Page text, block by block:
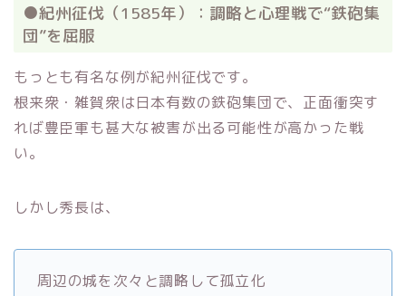
●紀州征伐（1585年）：調略と心理戦で“鉄砲集
団”を屈服
もっとも有名な例が紀州征伐です。
根来衆・雑賀衆は日本有数の鉄砲集団で、正面衝突す
れば豊臣軍も甚大な被害が出る可能性が高かった戦
い。
しかし秀長は、
周辺の城を次々と調略して孤立化